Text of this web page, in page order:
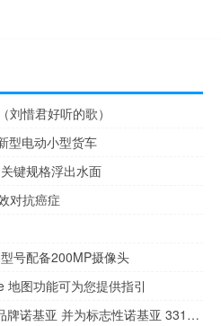
惜君好听的歌）
型电动小型货车
键规格浮出水面
对抗癌症
号配备200MP摄像头
地图功能可为您提供指引
HMD Global 放弃智能手机品牌诺基亚 并为标志性诺基亚 3310 进行 5G 更新